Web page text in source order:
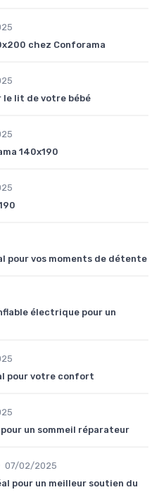
chez Conforama
le lit de votre bébé
140x190
pour vos moments de détente
électrique pour un
pour votre confort
un sommeil réparateur
07/02/2025
pour un meilleur soutien du